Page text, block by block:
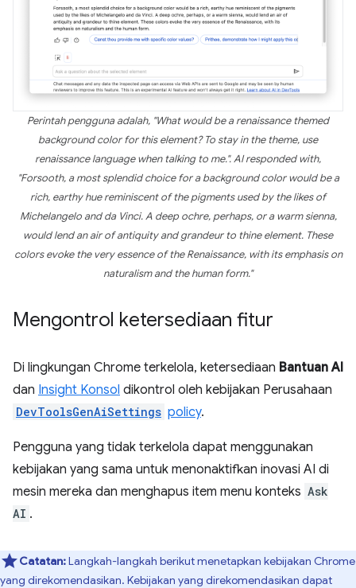
Perintah pengguna adalah, "What would be a renaissance themed
background color for this element? To stay in the theme, use
renaissance language when talking to me.". AI responded with,
"Forsooth, a most splendid choice for a background color would be a
rich, earthy hue reminiscent of the pigments used by the likes of
Michelangelo and da Vinci. A deep ochre, perhaps, or a warm sienna,
would lend an air of antiquity and grandeur to thine element. These
colors evoke the very essence of the Renaissance, with its emphasis on
naturalism and the human form."
Mengontrol ketersediaan fitur
Di lingkungan Chrome terkelola, ketersediaan Bantuan AI
dan Insight Konsol dikontrol oleh kebijakan Perusahaan
DevToolsGenAiSettings policy.
Pengguna yang tidak terkelola dapat menggunakan
kebijakan yang sama untuk menonaktifkan inovasi AI di
mesin mereka dan menghapus item menu konteks Ask
AI .
Catatan:Langkah-langkah berikut menetapkan kebijakan Chrome
yang direkomendasikan. Kebijakan yang direkomendasikan dapat